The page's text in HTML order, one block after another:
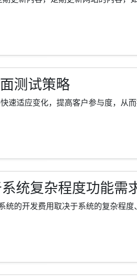
测试策略
速适应变化，提高客户参与度，从
统复杂程度功能需
的开发费用取决于系统的复杂程